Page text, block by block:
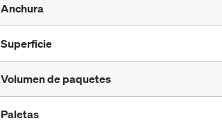
Anchura
Superficie
Volumen de paquetes
Paletas